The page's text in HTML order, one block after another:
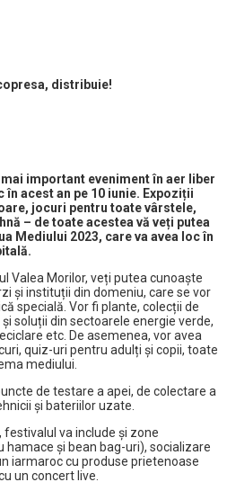
distribuie!
important eveniment în aer liber
acest an pe 10 iunie. Expoziții
jocuri pentru toate vârstele,
– de toate acestea vă veți putea
Mediului 2023, care va avea loc în
Valea Morilor, veți putea cunoaște
și instituții din domeniu, care se vor
specială. Vor fi plante, colecții de
soluții din sectoarele energie verde,
etc. De asemenea, vor avea
quiz-uri pentru adulți și copii, toate
mediului.
de testare a apei, de colectare a
și bateriilor uzate.
va include și zone
și bean bag-uri), socializare
iarmaroc cu produse prietenoase
un concert live.